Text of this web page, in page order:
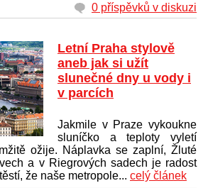
0 příspěvků v diskuzi
Letní Praha stylově
aneb jak si užít
slunečné dny u vody i
v parcích
Jakmile v Praze vykoukne
sluníčko a teploty vyletí
ožije. Náplavka se zaplní, Žluté
a v Riegrových sadech je radost
že naše metropole... celý článek